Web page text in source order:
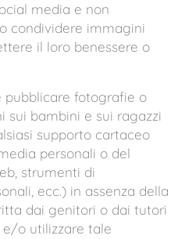
media e non
condividere immagini
il loro benessere o
pubblicare fotografie o
sui bambini e sui ragazzi
supporto cartaceo
personali o del
strumenti di
ecc.) in assenza della
dai genitori o dai tutori
o utilizzare tale